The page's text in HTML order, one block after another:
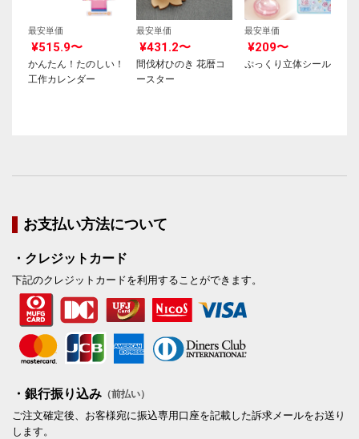
最安単価
¥515.9〜
かんたん！たのしい！
工作カレンダー
最安単価
¥431.2〜
間伐材ひのき 花暦コ
ースター
最安単価
¥209〜
ぷっくり立体シール
お支払い方法について
・クレジットカード
下記のクレジットカードを利用することができます。
・銀行振り込み （前払い）
ご注文確定後、お客様宛に振込専用口座を記載した訴求メールをお送り
します。